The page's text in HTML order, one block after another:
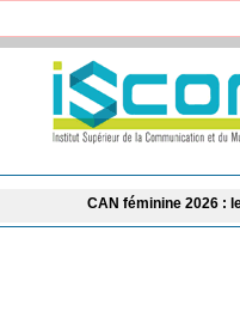
2026 : le Maroc bat